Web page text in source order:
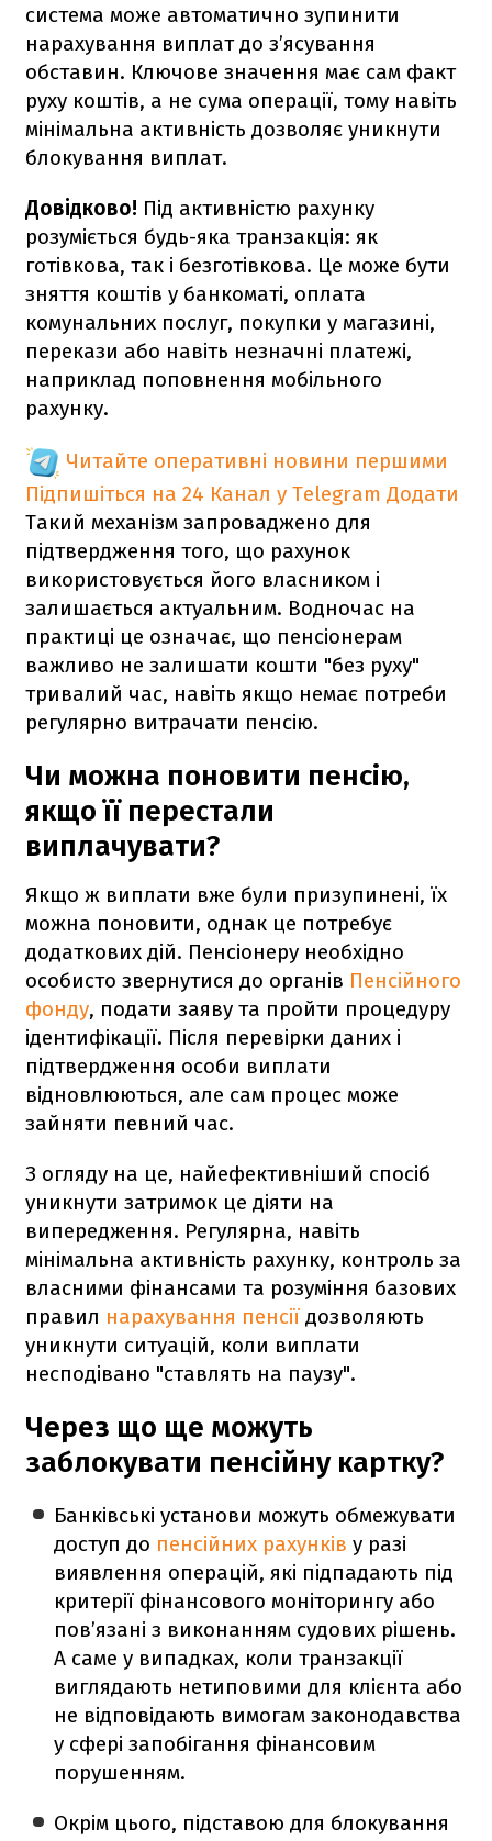
система може автоматично зупинити
нарахування виплат до з’ясування
обставин. Ключове значення має сам факт
руху коштів, а не сума операції, тому навіть
мінімальна активність дозволяє уникнути
блокування виплат.
Довідково! Під активністю рахунку
розуміється будь-яка транзакція: як
готівкова, так і безготівкова. Це може бути
зняття коштів у банкоматі, оплата
комунальних послуг, покупки у магазині,
перекази або навіть незначні платежі,
наприклад поповнення мобільного
рахунку.
Читайте оперативні новини першими
Підпишіться на 24 Канал у Telegram Додати
Такий механізм запроваджено для
підтвердження того, що рахунок
використовується його власником і
залишається актуальним. Водночас на
практиці це означає, що пенсіонерам
важливо не залишати кошти "без руху"
тривалий час, навіть якщо немає потреби
регулярно витрачати пенсію.
Чи можна поновити пенсію,
якщо її перестали
виплачувати?
Якщо ж виплати вже були призупинені, їх
можна поновити, однак це потребує
додаткових дій. Пенсіонеру необхідно
особисто звернутися до органів Пенсійного
фонду, подати заяву та пройти процедуру
ідентифікації. Після перевірки даних і
підтвердження особи виплати
відновлюються, але сам процес може
зайняти певний час.
З огляду на це, найефективніший спосіб
уникнути затримок це діяти на
випередження. Регулярна, навіть
мінімальна активність рахунку, контроль за
власними фінансами та розуміння базових
правил нарахування пенсії дозволяють
уникнути ситуацій, коли виплати
несподівано "ставлять на паузу".
Через що ще можуть
заблокувати пенсійну картку?
Банківські установи можуть обмежувати
доступ до пенсійних рахунків у разі
виявлення операцій, які підпадають під
критерії фінансового моніторингу або
пов’язані з виконанням судових рішень.
А саме у випадках, коли транзакції
виглядають нетиповими для клієнта або
не відповідають вимогам законодавства
у сфері запобігання фінансовим
порушенням.
Окрім цього, підставою для блокування